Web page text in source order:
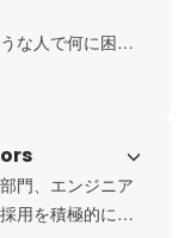
技術・知識を共
ックの領域で第
な人で何に困っ
り組み結果を残
らえるサービス
門、エンジニア
用を積極的に実